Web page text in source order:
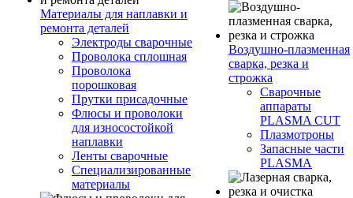
Материалы для наплавки и
ремонта деталей
Электроды сварочные
Проволока сплошная
Проволока
порошковая
Прутки присадочные
Флюсы и проволоки
для износостойкой
наплавки
Ленты сварочные
Специализированные
материалы
Воздушно-плазменная
сварка, резка и
строжка
Сварочные
аппараты
PLASMA CUT
Плазмотроны
Запасные части
PLASMA